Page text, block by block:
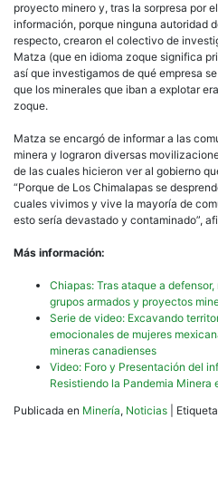
proyecto minero y, tras la sorpresa por
información, porque ninguna autoridad
respecto, crearon el colectivo de
Matza (que en idioma zoque significa
así que investigamos de qué empresa
que los minerales que iban a explotar
zoque.
Matza se encargó de informar a las
minera y lograron diversas
de las cuales hicieron ver al gobierno
“Porque de Los Chimalapas se
cuales vivimos y vive la mayoría de
esto sería devastado y contaminado”,
Más información:
Chiapas: Tras ataque a
grupos armados y proyectos
Serie de video: Excavando
emocionales de mujeres
mineras canadienses
Video: Foro y Presentación del
Resistiendo la Pandemia Minera
Publicada en Minería, Noticias